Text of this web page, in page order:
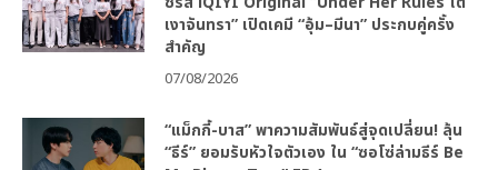
เงาจันทรา” เปิดเคมี “อุ้ม–มีนา” ประกบคู่ครั้ง
สำคัญ
07/08/2026
“แม็กกี้-บาส” พาความสัมพันธ์สู่จุดเปลี่ยน! ลุ้น
“ธีร์” ยอมรับหัวใจตัวเอง ใน “ซอโซ่ล่ามธีร์ Be